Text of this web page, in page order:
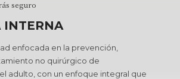
seguro
INTERNA
enfocada en la prevención,
no quirúrgico de
adulto, con un enfoque integral que